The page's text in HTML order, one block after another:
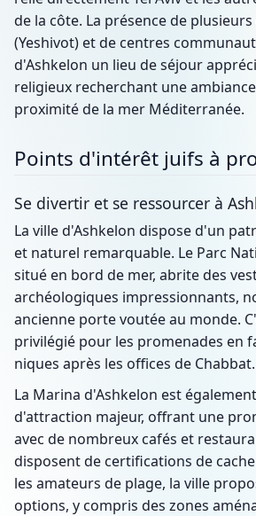
de la côte. La présence de
(Yeshivot) et de centres
d'Ashkelon un lieu de séjour
religieux recherchant une
proximité de la mer Méditerranée.
Points d'intérêt juifs à
Se divertir et se ressourcer à
La ville d'Ashkelon dispose d'un
et naturel remarquable. Le Parc
situé en bord de mer, abrite des
archéologiques impressionnants,
ancienne porte voutée au monde.
privilégié pour les promenades en
niques après les offices de Chabbat.
La Marina d'Ashkelon est
d'attraction majeur, offrant une
avec de nombreux cafés et
disposent de certifications de
les amateurs de plage, la ville
options, y compris des zones